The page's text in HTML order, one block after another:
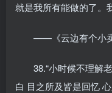
就是我所有能做的了。
——《云边有个小
38.“小时候不理解
白 目之所及皆是回忆